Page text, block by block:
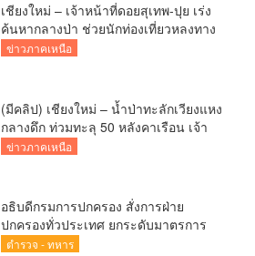
เชียงใหม่ – เจ้าหน้าที่ดอยสุเทพ-ปุย เร่ง
ค้นหากลางป่า ช่วยนักท่องเที่ยวหลงทาง
ส่งกลับอ้อมกอดครอบครัวปลอดภัย
ข่าวภาคเหนือ
(มีคลิป) เชียงใหม่ – น้ำป่าทะลักเวียงแหง
กลางดึก ท่วมทะลุ 50 หลังคาเรือน เจ้า
หน้าที่เร่งอพยพผู้ป่วยติดเตียง-ชาวบ้านหนี
ข่าวภาคเหนือ
อธิบดีกรมการปกครอง สั่งการฝ่าย
ปกครองทั่วประเทศ ยกระดับมาตรการ
รักษาความปลอดภัย ตั้งด่านคุมเข้มอาวุธ
ตำรวจ - ทหาร